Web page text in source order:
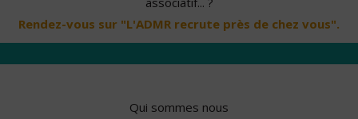
Rendez-vous sur "L'ADMR recrute près de chez vous".
Qui sommes nous